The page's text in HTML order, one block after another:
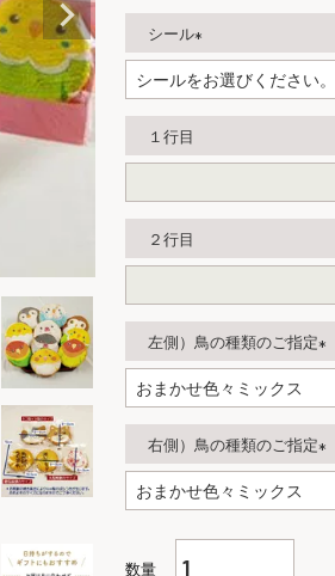
シール
(
必
須
１行目
２行目
左側）鳥の種類のご指定
(
必
須
)
右側）鳥の種類のご指定
(
必